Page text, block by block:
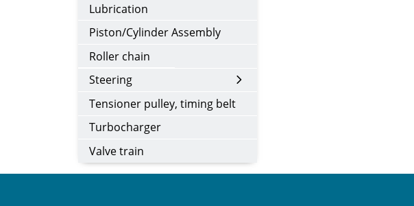
Lubrication
Piston/Cylinder Assembly
Roller chain
Steering
Tensioner pulley, timing belt
Turbocharger
Valve train